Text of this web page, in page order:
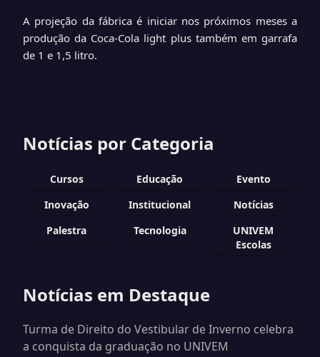
A projeção da fábrica é iniciar nos próximos meses a
produção da Coca-Cola light plus também em garrafa
de 1 e 1,5 litro.
Notícias por Categoria
Cursos Educação
Evento
Inovação
Institucional
Notícias
Palestra
Tecnologia
UNIVEM
Escolas
Notícias em Destaque
Turma de Direito do Vestibular de Inverno celebra
a conquista da graduação no UNIVEM